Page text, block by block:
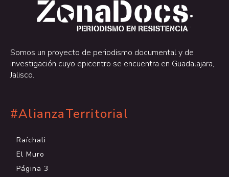
.
.
Somos un proyecto de periodismo documental y de
investigación cuyo epicentro se encuentra en Guadalajara,
Jalisco.
#AlianzaTerritorial
Raíchali
El Muro
Página 3